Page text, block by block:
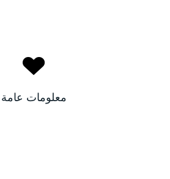
معلومات عامة
الاسم:سناء
تونس
العمر:٢٣